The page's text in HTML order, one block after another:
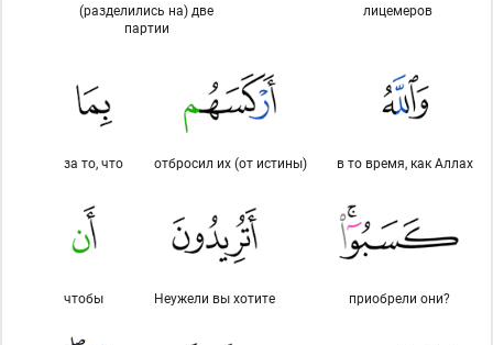
лицемеров
(разделились на) две
партии
в то время, как Аллах
отбросил их (от истины)
за то, что
приобрели они?
Неужели вы хотите
чтобы